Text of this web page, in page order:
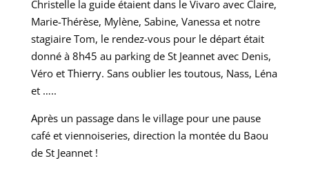
Christelle la guide étaient dans le Vivaro avec Claire,
Marie-Thérèse, Mylène, Sabine, Vanessa et notre
stagiaire Tom, le rendez-vous pour le départ était
donné à 8h45 au parking de St Jeannet avec Denis,
Véro et Thierry. Sans oublier les toutous, Nass, Léna
et …..
Après un passage dans le village pour une pause
café et viennoiseries, direction la montée du Baou
de St Jeannet !